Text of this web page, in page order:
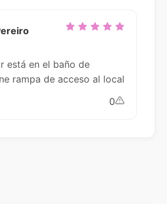
está en el baño de
rampa de acceso al local
0